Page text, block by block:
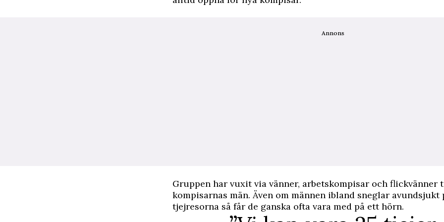
Annons
Gruppen har vuxit via vänner, arbetskompisar och flickvänner
kompisarnas män. Även om männen ibland sneglar avundsjukt
tjejresorna så får de ganska ofta vara med på ett hörn.